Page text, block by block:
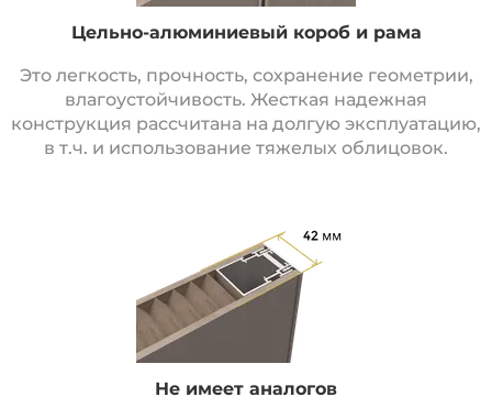
Цельно-алюминиевый короб и рама
Это легкость, прочность, сохранение геометрии,
влагоустойчивость. Жесткая надежная
конструкция рассчитана на долгую эксплуатацию,
в т.ч. и использование тяжелых облицовок.
Не имеет аналогов